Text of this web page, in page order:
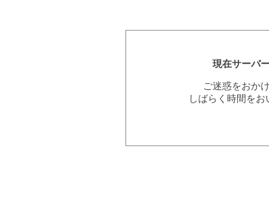
現在サーバ
ご迷惑をおか
しばらく時間を